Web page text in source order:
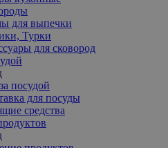
для выпечки
Турки
для сковород
посудой
для посуды
средства